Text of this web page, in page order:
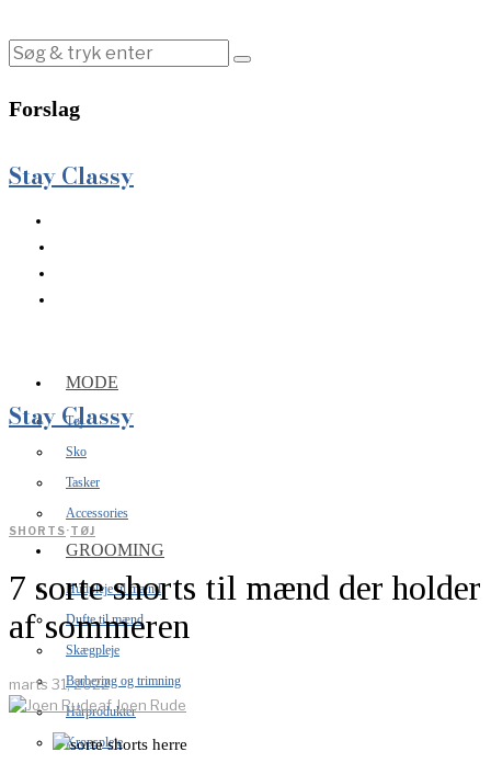
Forslag
Stay Classy
MODE
Tøj
Sko
Tasker
Accessories
GROOMING
Hudpleje til mænd
Dufte til mænd
Skægpleje
Barbering og trimning
Hårprodukter
Kropspleje
Stay Classy
SHORTS·TØJ
7 sorte shorts til mænd der holder
af sommeren
marts 31, 2022
afJoen Rude